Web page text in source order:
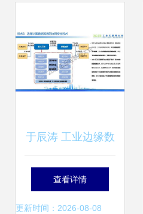
于辰涛 工业边缘数
据管理与分析技术
的融合发展与计算
查看详情
更新时间：2026-08-08